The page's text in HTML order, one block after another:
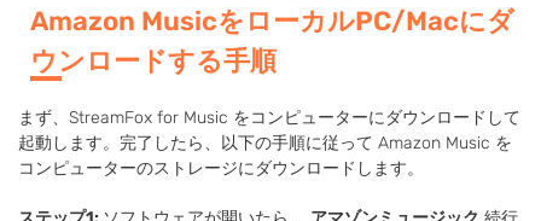
Amazon MusicをローカルPC/Macにダ
ウンロードする手順
まず、StreamFox for Music をコンピューターにダウンロードして
起動します。完了したら、以下の手順に従って Amazon Music を
コンピューターのストレージにダウンロードします。